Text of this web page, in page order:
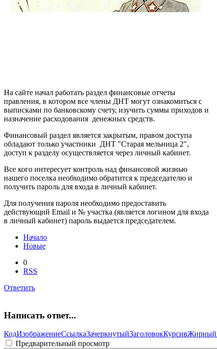
На сайте начал работать раздел финансовые отчеты
правления, в котором все члены ДНТ могут ознакомиться с
выписками по банковскому счету, изучить суммы приходов и
назначение расходования денежных средств.
Финансовый раздел является закрытым, правом доступа
обладают только участники ДНТ "Старая мельница 2",
доступ к разделу осуществляется через личный кабинет.
Все кого интересует контроль над финансовой жизнью
нашего поселка необходимо обратится к председателю и
получить пароль для входа в личный кабинет.
Для получения пароля необходимо предоставить
действующий Email и № участка (является логином для входа
в личный кабинет) пароль выдается председателем.
Начало
Новые
0
RSS
Ответить
Написать ответ...
КодИзображениеСсылкаЗачеркнутыйЗаголовокКурсивЖирный
Предварительный просмотр